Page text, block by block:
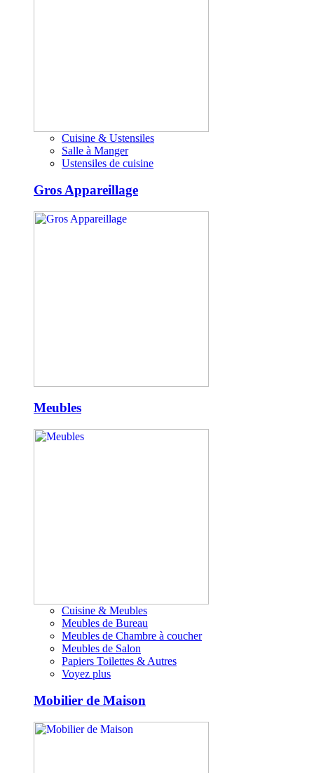
Cuisine & Ustensiles
Salle à Manger
Ustensiles de cuisine
Gros Appareillage
Meubles
Cuisine & Meubles
Meubles de Bureau
Meubles de Chambre à coucher
Meubles de Salon
Papiers Toilettes & Autres
Voyez plus
Mobilier de Maison